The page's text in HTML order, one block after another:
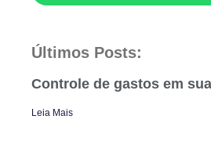
Últimos Posts:
Controle de gastos em
Leia Mais